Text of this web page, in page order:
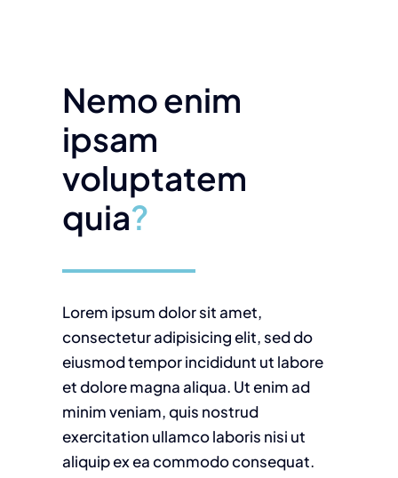
Nemo enim
ipsam
voluptatem
quia?
Lorem ipsum dolor sit amet,
consectetur adipisicing elit, sed do
eiusmod tempor incididunt ut labore
et dolore magna aliqua. Ut enim ad
minim veniam, quis nostrud
exercitation ullamco laboris nisi ut
aliquip ex ea commodo consequat.